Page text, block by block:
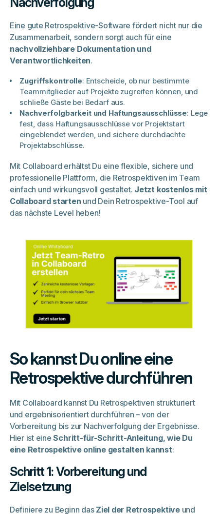
Eine gute Retrospektive-Software fördert nicht nur die
Zusammenarbeit, sondern sorgt auch für eine
nachvollziehbare Dokumentation und
Verantwortlichkeiten.
Zugriffskontrolle: Entscheide, ob nur bestimmte
Teammitglieder auf Projekte zugreifen können, und
schließe Gäste bei Bedarf aus.
Nachverfolgbarkeit und Haftungsausschlüsse: Lege
fest, dass Haftungsausschlüsse vor Projektstart
eingeblendet werden, und sichere durchdachte
Projektabschlüsse.
Mit Collaboard erhältst Du eine flexible, sichere und
professionelle Plattform, die Retrospektiven im Team
einfach und wirkungsvoll gestaltet. Jetzt kostenlos mit
Collaboard starten und Dein Retrospektive-Tool auf
das nächste Level heben!
So kannst Du online eine
Retrospektive durchführen
Mit Collaboard kannst Du Retrospektiven strukturiert
und ergebnisorientiert durchführen – von der
Vorbereitung bis zur Nachverfolgung der Ergebnisse.
Hier ist eineSchritt-für-Schritt-Anleitung, wie Du
eine Retrospektive online gestalten kannst:
Schritt 1: Vorbereitung und
Zielsetzung
Definiere zu Beginn dasZiel der Retrospektiveund